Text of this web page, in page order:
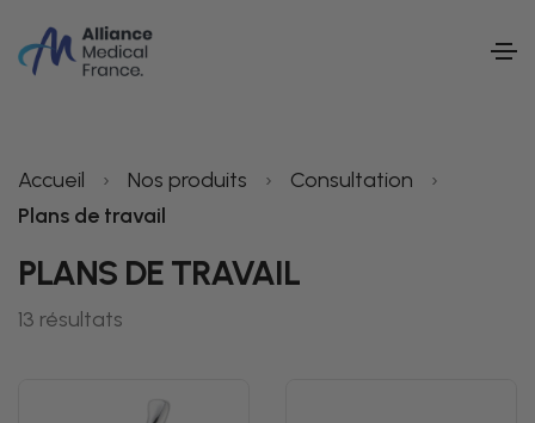
Accueil › Nos produits › Consultation
›
Plans de travail
PLANS DE TRAVAIL
13 résultats